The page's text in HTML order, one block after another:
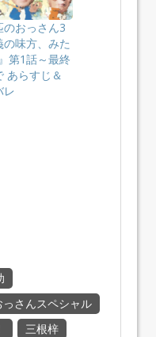
のおっさん3
の味方、みた
第1話～最終
あらすじ＆
レ
っさんスペシャル
三根梓